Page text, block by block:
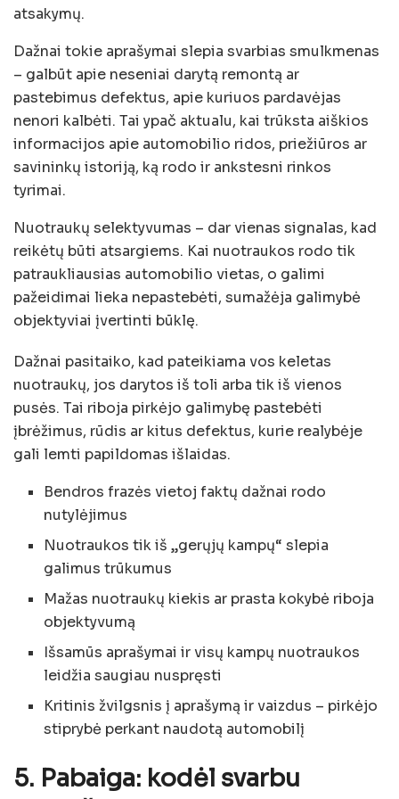
atsakymų.
Dažnai tokie aprašymai slepia svarbias smulkmenas
– galbūt apie neseniai darytą remontą ar
pastebimus defektus, apie kuriuos pardavėjas
nenori kalbėti. Tai ypač aktualu, kai trūksta aiškios
informacijos apie automobilio ridos, priežiūros ar
savininkų istoriją, ką rodo ir ankstesni rinkos
tyrimai.
Nuotraukų selektyvumas – dar vienas signalas, kad
reikėtų būti atsargiems. Kai nuotraukos rodo tik
patraukliausias automobilio vietas, o galimi
pažeidimai lieka nepastebėti, sumažėja galimybė
objektyviai įvertinti būklę.
Dažnai pasitaiko, kad pateikiama vos keletas
nuotraukų, jos darytos iš toli arba tik iš vienos
pusės. Tai riboja pirkėjo galimybę pastebėti
įbrėžimus, rūdis ar kitus defektus, kurie realybėje
gali lemti papildomas išlaidas.
Bendros frazės vietoj faktų dažnai rodo
nutylėjimus
Nuotraukos tik iš „gerųjų kampų“ slepia
galimus trūkumus
Mažas nuotraukų kiekis ar prasta kokybė riboja
objektyvumą
Išsamūs aprašymai ir visų kampų nuotraukos
leidžia saugiau nuspręsti
Kritinis žvilgsnis į aprašymą ir vaizdus – pirkėjo
stiprybė perkant naudotą automobilį
5. Pabaiga: kodėl svarbu